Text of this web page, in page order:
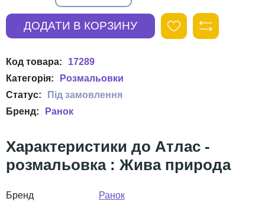
17289
Розмальовки
Ранок
Атлас -
розмальовка : Жива природа
Бренд
Ранок